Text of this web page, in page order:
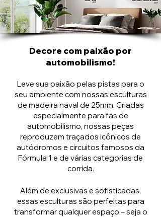
Decore com paixão por
automobilismo!
Leve sua paixão pelas pistas para o
seu ambiente com nossas esculturas
de madeira naval de 25mm. Criadas
especialmente para fãs de
automobilismo, nossas peças
reproduzem traçados icônicos de
autódromos e circuitos famosos da
Fórmula 1 e de várias categorias de
corrida.
Além de exclusivas e sofisticadas,
essas esculturas são perfeitas para
transformar qualquer espaço – seja o